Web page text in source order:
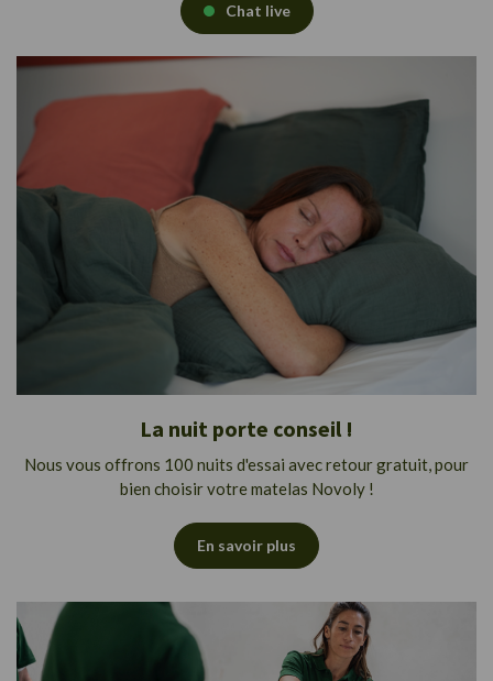
Chat live
La nuit porte conseil !
Nous vous offrons 100 nuits d'essai avec retour gratuit, pour
bien choisir votre matelas Novoly !
En savoir plus